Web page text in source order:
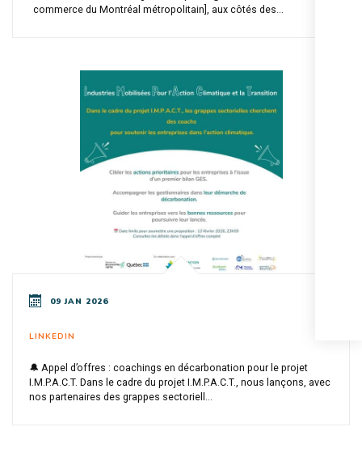
commerce du Montréal métropolitain], aux côtés des...
09 JAN 2026
LINKEDIN
🔔 Appel d’offres : coachings en décarbonation pour le projet
I.M.P.A.C.T. Dans le cadre du projet I.M.P.A.C.T., nous lançons, avec
nos partenaires des grappes sectoriell...